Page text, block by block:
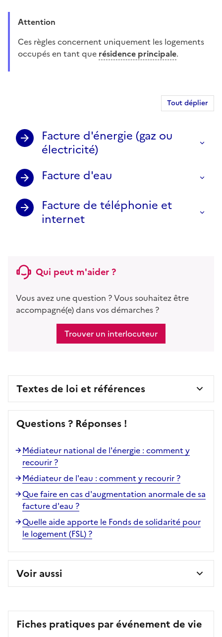
Attention
Ces règles concernent uniquement les logements
occupés en tant que résidence principale.
Tout déplier
Facture d'énergie (gaz ou
électricité)
Facture d'eau
Facture de téléphonie et
internet
Qui peut m'aider ?
Vous avez une question ? Vous souhaitez être
accompagné(e) dans vos démarches ?
Trouver un interlocuteur
Textes de loi et références
Questions ? Réponses !
Médiateur national de l'énergie : comment y
recourir ?
Médiateur de l'eau : comment y recourir ?
Que faire en cas d'augmentation anormale de sa
facture d'eau ?
Quelle aide apporte le Fonds de solidarité pour
le logement (FSL) ?
Voir aussi
Fiches pratiques par événement de vie